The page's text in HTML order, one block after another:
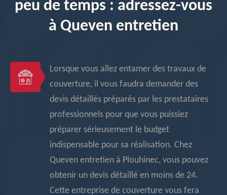
peu de temps : adressez-vous
à Queven entretien
Lorsque vous allez entamer des travaux de
couverture, il vous faudra demander des
devis détaillés préparés par les prestataires
professionnels pour que vous puissiez
préparer sérieusement le budget
indispensable pour sa réalisation. Chez
Queven entretien à Plouhinec, vous pouvez
obtenir un devis détaillé en moins de 24.
Cette entreprise de couverture vous fera